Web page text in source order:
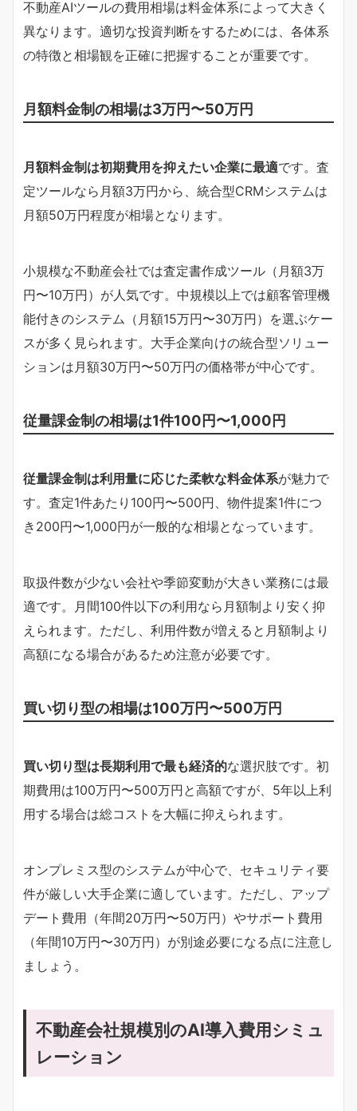
不動産AIツールの費用相場は料金体系によって大きく
異なります。適切な投資判断をするためには、各体系
の特徴と相場観を正確に把握することが重要です。
月額料金制の相場は3万円〜50万円
月額料金制は初期費用を抑えたい企業に最適です。査
定ツールなら月額3万円から、統合型CRMシステムは
月額50万円程度が相場となります。
小規模な不動産会社では査定書作成ツール（月額3万
円〜10万円）が人気です。中規模以上では顧客管理機
能付きのシステム（月額15万円〜30万円）を選ぶケー
スが多く見られます。大手企業向けの統合型ソリュー
ションは月額30万円〜50万円の価格帯が中心です。
従量課金制の相場は1件100円〜1,000円
従量課金制は利用量に応じた柔軟な料金体系が魅力で
す。査定1件あたり100円〜500円、物件提案1件につ
き200円〜1,000円が一般的な相場となっています。
取扱件数が少ない会社や季節変動が大きい業務には最
適です。月間100件以下の利用なら月額制より安く抑
えられます。ただし、利用件数が増えると月額制より
高額になる場合があるため注意が必要です。
買い切り型の相場は100万円〜500万円
買い切り型は長期利用で最も経済的な選択肢です。初
期費用は100万円〜500万円と高額ですが、5年以上利
用する場合は総コストを大幅に抑えられます。
オンプレミス型のシステムが中心で、セキュリティ要
件が厳しい大手企業に適しています。ただし、アップ
デート費用（年間20万円〜50万円）やサポート費用
（年間10万円〜30万円）が別途必要になる点に注意し
ましょう。
不動産会社規模別のAI導入費用シミュ
レーション